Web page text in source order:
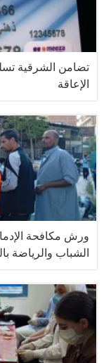
الإعاقة
الشباب والرياضة